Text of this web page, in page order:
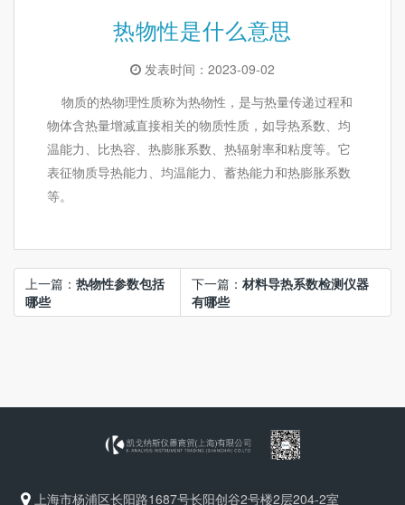
热物性是什么意思
发表时间：2023-09-02
物质的热物理性质称为热物性，是与热量传递过程和
物体含热量增减直接相关的物质性质，如导热系数、均
温能力、比热容、热膨胀系数、热辐射率和粘度等。它
表征物质导热能力、均温能力、蓄热能力和热膨胀系数
等。
上一篇： 热物性参数包括
哪些
下一篇： 材料导热系数检测仪器
有哪些
上海市杨浦区长阳路1687号长阳创谷2号楼2层204-2室